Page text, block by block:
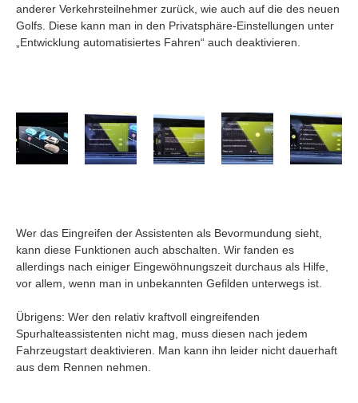
anderer Verkehrsteilnehmer zurück, wie auch auf die des neuen
Golfs. Diese kann man in den Privatsphäre-Einstellungen unter
„Entwicklung automatisiertes Fahren“ auch deaktivieren.
Wer das Eingreifen der Assistenten als Bevormundung sieht,
kann diese Funktionen auch abschalten. Wir fanden es
allerdings nach einiger Eingewöhnungszeit durchaus als Hilfe,
vor allem, wenn man in unbekannten Gefilden unterwegs ist.
Übrigens: Wer den relativ kraftvoll eingreifenden
Spurhalteassistenten nicht mag, muss diesen nach jedem
Fahrzeugstart deaktivieren. Man kann ihn leider nicht dauerhaft
aus dem Rennen nehmen.